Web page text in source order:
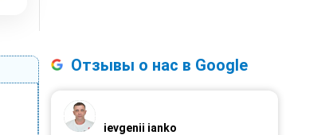
Отзывы о нас в Google
ievgenii ianko